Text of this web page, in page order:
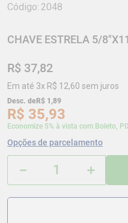
Código: 2048
CHAVE ESTRELA 5/
R$ 37,82
Em até 3x R$ 12,60 sem juros
Desc. deR$ 1 ,89
R$ 35,93
Economize 5% à vista com Boleto,
Opções de parcelamento
＋
－